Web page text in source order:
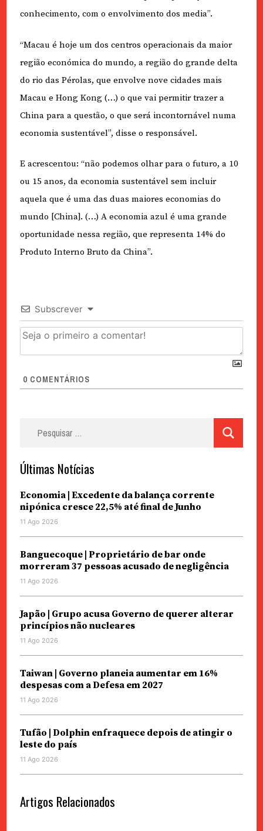
conhecimento, com o envolvimento dos media”.
“Macau é hoje um dos centros operacionais da maior
região económica do mundo, a região do grande delta
do rio das Pérolas, que envolve nove cidades mais
Macau e Hong Kong (…) o que vai permitir trazer a
China para a questão, o que será incontornável numa
economia sustentável”, disse o responsável.
E acrescentou: “não podemos olhar para o futuro, a 10
ou 15 anos, da economia sustentável sem incluir
aquela que é uma das duas maiores economias do
mundo [China]. (…) A economia azul é uma grande
oportunidade nessa região, que representa 14% do
Produto Interno Bruto da China”.
Subscrever
0 COMENTÁRIOS
Últimas Notícias
Economia | Excedente da balança corrente
nipónica cresce 22,5% até final de Junho
11 Ago 2026
Banguecoque | Proprietário de bar onde
morreram 37 pessoas acusado de negligência
11 Ago 2026
Japão | Grupo acusa Governo de querer alterar
princípios não nucleares
11 Ago 2026
Taiwan | Governo planeia aumentar em 16%
despesas com a Defesa em 2027
11 Ago 2026
Tufão | Dolphin enfraquece depois de atingir o
leste do país
11 Ago 2026
Artigos Relacionados